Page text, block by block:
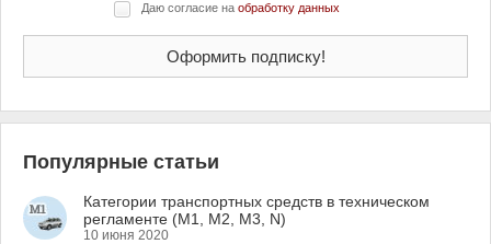
Даю согласие на обработку данных
Популярные статьи
Категории транспортных средств в техническом
регламенте (M1, M2, M3, N)
10 июня 2020